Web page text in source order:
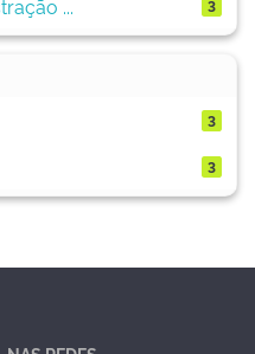
...
3
3
3